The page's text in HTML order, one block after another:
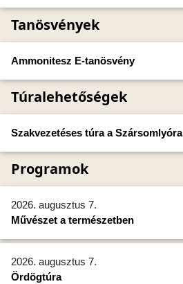
Tanösvények
Ammonitesz E-tanösvény
Túralehetőségek
Szakvezetéses túra a Szársomlyóra
Programok
2026. augusztus 7.
Művészet a természetben
2026. augusztus 7.
Ördögtúra